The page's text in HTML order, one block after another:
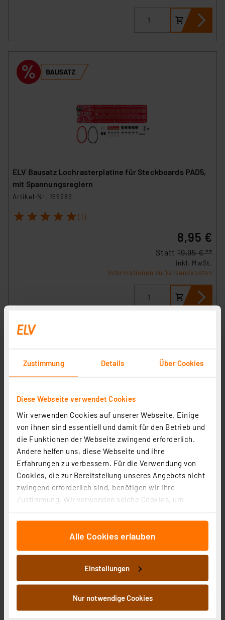
Zustimmung Details Über Cookies
Diese Webseite verwendet Cookies
Wir verwenden Cookies auf unserer Webseite. Einige
von ihnen sind essentiell und damit für den Betrieb und
die Funktionen der Webseite zwingend erforderlich.
Andere helfen uns, diese Webseite und ihre
Erfahrungen zu verbessern. Für die Verwendung von
Cookies, die zur Bereitstellung unseres Angebots nicht
zwingend erforderlich sind, benötigen wir Ihre
Zustimmung. Wir verwenden solche Cookies, um
für soziale Medien anbieten zu können und die Zugriffe
auf unsere Website zu analysieren. Außerdem geben
wir Informationen zu Ihrer Verwendung unserer Website
an unsere Partner für soziale Medien, Werbung und
Analysen weiter. Unsere Partner führen diese
Informationen möglicherweise mit weiteren Daten
zusammen, die Sie ihnen bereitgestellt haben oder die
sie im Rahmen Ihrer Nutzung der Dienste gesammelt
Alle Cookies erlauben
Einstellungen
Nur notwendige Cookies
ELV Bausatz Lochrasterplatine für Steckboards PAD5,
mit Spannungsreglern
Artikel-Nr. 155289
1 2 3 4 5 (1)
8,95 €
Statt 19,95 € **
inkl. MwSt.
Informationen zu Versandkosten
ELV Prototypenadapter – Professional – Widerstände
W1, mit Aufbewahrungsbox, PAD-PRO-W1, 315 Teile
Artikel-Nr. 155659
44,95 €